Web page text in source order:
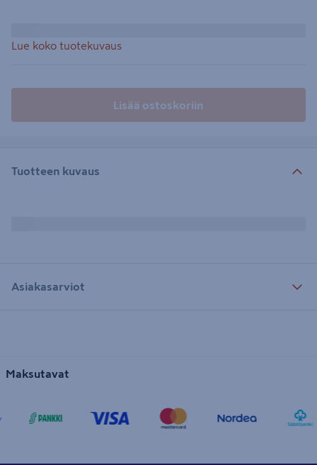
Lue koko tuotekuvaus
Lisää ostoskoriin
Tuotteen kuvaus
Asiakasarviot
Maksutavat